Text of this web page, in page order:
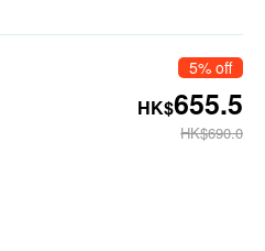
5% off
HK$655.5
HK$690.0